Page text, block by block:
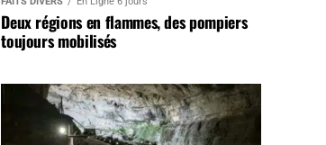
Deux régions en flammes, des pompiers
toujours mobilisés